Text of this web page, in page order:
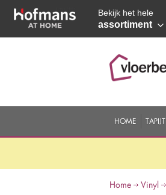
Bekijk het hele
assortiment
HOME TAPIJT
Home Vinyl